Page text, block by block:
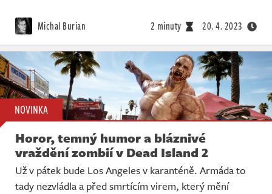
Michal Burian 2 minuty 20. 4. 2023
NOVINKA
Horor, temný humor a bláznivé
vraždění zombií v Dead Island 2
Už v pátek bude Los Angeles v karanténě. Armáda to
tady nezvládla a před smrtícím virem, který mění